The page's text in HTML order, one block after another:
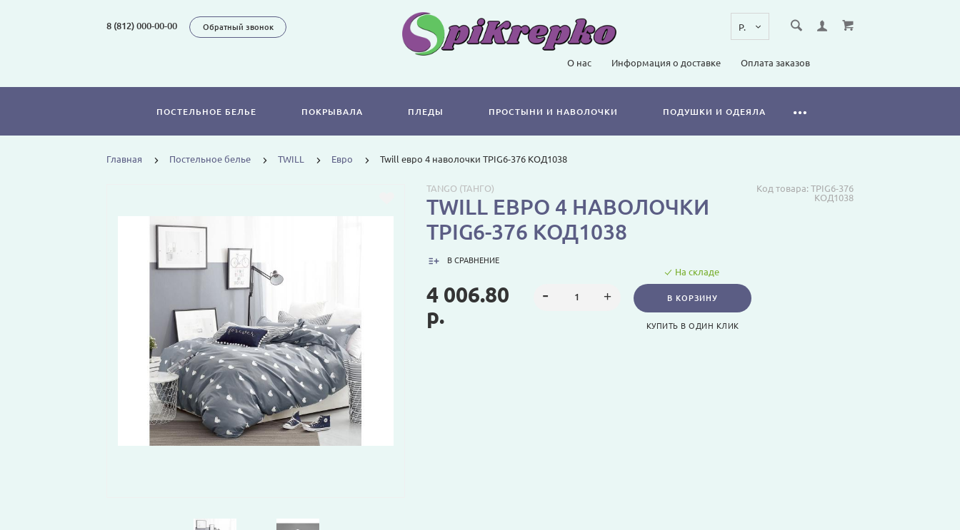
8 (812) 000-00-00 Обратный звонок
О нас Информация о доставке Оплата заказов
ПОСТЕЛЬНОЕ БЕЛЬЕ ПОКРЫВАЛА ПЛЕДЫ ПРОСТЫНИ И НАВОЛОЧКИ ПОДУШКИ И ОДЕЯЛА
Главная Постельное белье TWILL Евро Twill евро 4 наволочки TPIG6-376 КОД1038
Код товара: TPIG6-376
КОД1038
TANGO (ТАНГО)
TWILL ЕВРО 4 НАВОЛОЧКИ
TPIG6-376 КОД1038
В СРАВНЕНИЕ
4 006.80
р.
На складе
В КОРЗИНУ
КУПИТЬ В ОДИН КЛИК